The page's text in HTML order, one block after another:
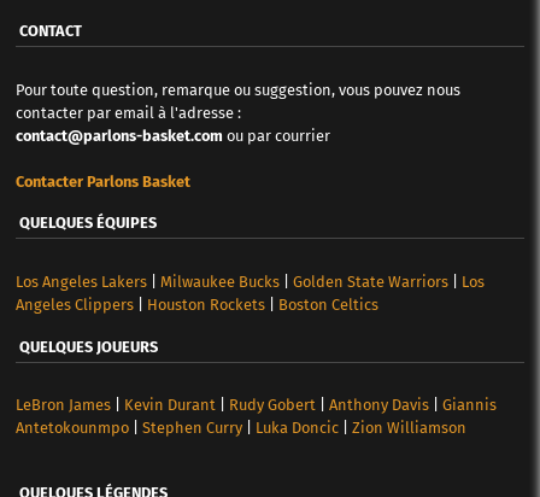
CONTACT
Pour toute question, remarque ou suggestion, vous pouvez nous
contacter par email à l'adresse :
contact@parlons-basket.com ou par courrier
Contacter Parlons Basket
QUELQUES ÉQUIPES
Los Angeles Lakers| Milwaukee Bucks| Golden State Warriors| Los
Angeles Clippers| Houston Rockets| Boston Celtics
QUELQUES JOUEURS
LeBron James| Kevin Durant| Rudy Gobert| Anthony Davis| Giannis
Antetokounmpo| Stephen Curry| Luka Doncic| Zion Williamson
QUELQUES LÉGENDES